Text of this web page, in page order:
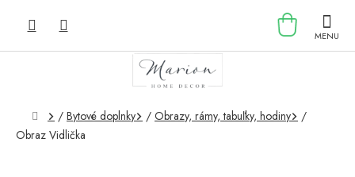
KOŠÍK
Domov
/ Bytové doplnky / Obrazy, rámy, tabuľky, hodiny
/
Obraz Vidlička